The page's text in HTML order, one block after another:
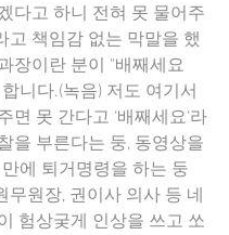
다고 하니 전혀 못 물어주
고 책임감 없는 막말을 했
장이란 분이 "배째세요
니다.(녹음) 저도 여기서
면 못 간다고 ‘배째세요‘라
을 부른다는 둥, 동영상을
에 퇴거명령을 하는 둥
무원장, 권이사 의사 등 네
험상궂게 인상을 쓰고 쏘